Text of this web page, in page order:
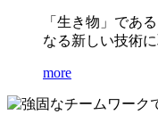
「生き物」であ
なる新しい技術
more